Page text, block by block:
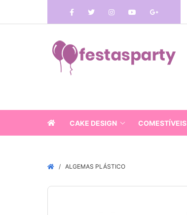
CAKE DESIGN COMESTÍVEIS
ALGEMAS PLÁSTICO